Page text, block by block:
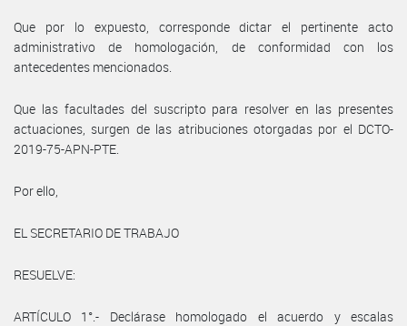
Que por lo expuesto, corresponde dictar el pertinente acto
administrativo de homologación, de conformidad con los
antecedentes mencionados.
Que las facultades del suscripto para resolver en las presentes
actuaciones, surgen de las atribuciones otorgadas por el DCTO-
2019-75-APN-PTE.
Por ello,
EL SECRETARIO DE TRABAJO
RESUELVE:
ARTÍCULO 1°.- Declárase homologado el acuerdo y escalas